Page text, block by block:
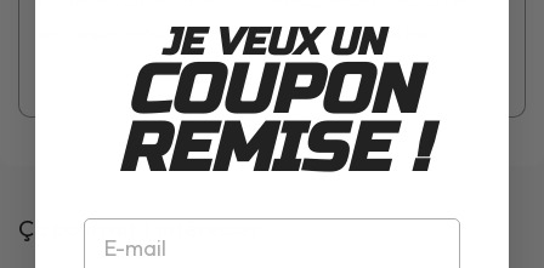
les casques modulables Ls2 Advant X FF901 carbon
Ça pourrait t'intéresser
JE VEUX UN
COUPON
REMISE !